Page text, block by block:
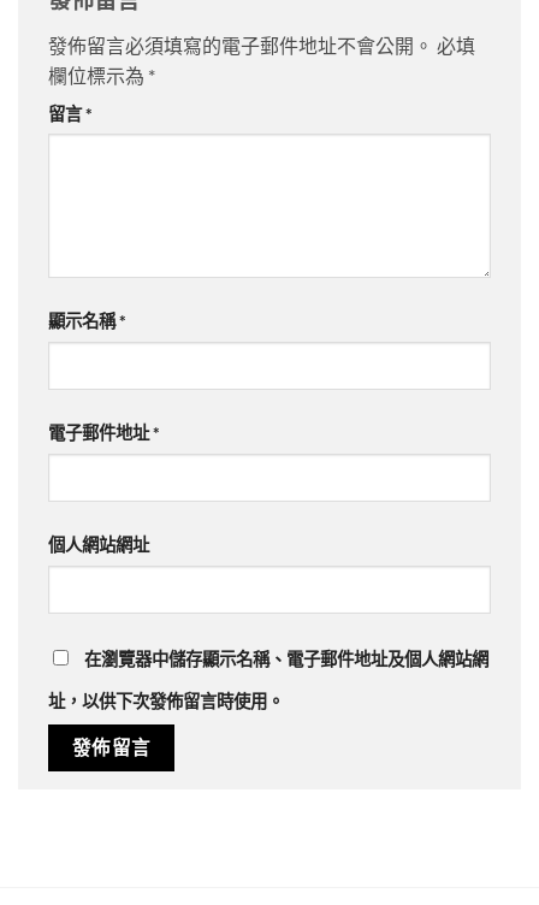
發佈留言必須填寫的電子郵件地址不會公開。 必填
欄位標示為 *
留言*
顯示名稱*
電子郵件地址*
個人網站網址
在瀏覽器中儲存顯示名稱、電子郵件地址及個人網站網
址，以供下次發佈留言時使用。